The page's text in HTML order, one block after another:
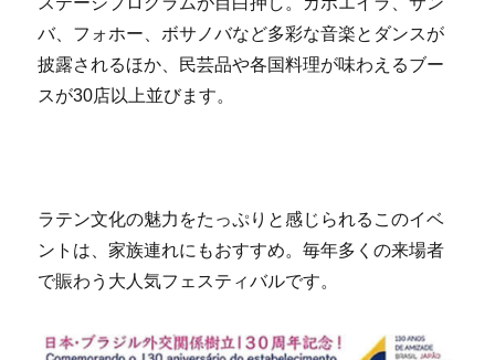
バ、フォホー、ボサノバなど多彩な音楽とダンスが
披露されるほか、民芸品や各国料理が味わえるブー
スが30店以上並びます。
ラテン文化の魅力をたっぷりと感じられるこのイベ
ントは、家族連れにもおすすめ。毎年多くの来場者
で賑わう大人気フェスティバルです。